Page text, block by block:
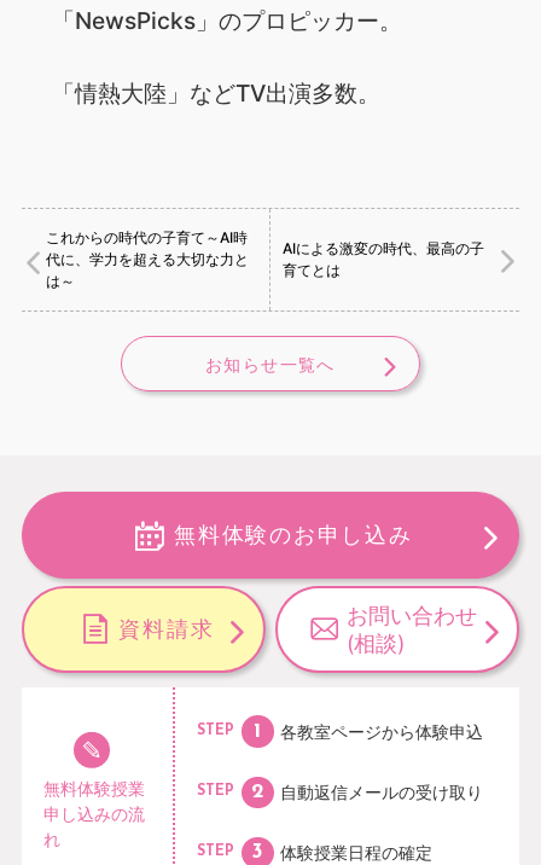
「NewsPicks」のプロピッカー。
「情熱大陸」などTV出演多数。
これからの時代の子育て～AI時
代に、学力を超える大切な力と
は～
AIによる激変の時代、最高の子
育てとは
お知らせ一覧へ
無料体験のお申し込み
資料請求
お問い合わせ
(相談)
無料体験授業
申し込みの流
れ
STEP 各教室ページから体験申込
STEP 自動返信メールの受け取り
STEP 体験授業日程の確定